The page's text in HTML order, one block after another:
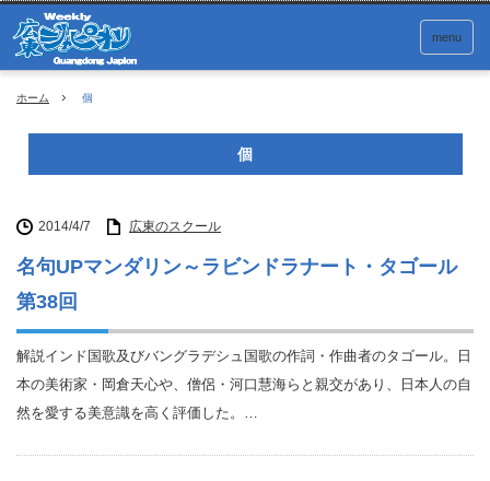
menu
ホーム 個
個
2014/4/7 広東のスクール
名句UPマンダリン～ラビンドラナート・タゴール
第38回
解説インド国歌及びバングラデシュ国歌の作詞・作曲者のタゴール。日
本の美術家・岡倉天心や、僧侶・河口慧海らと親交があり、日本人の自
然を愛する美意識を高く評価した。…